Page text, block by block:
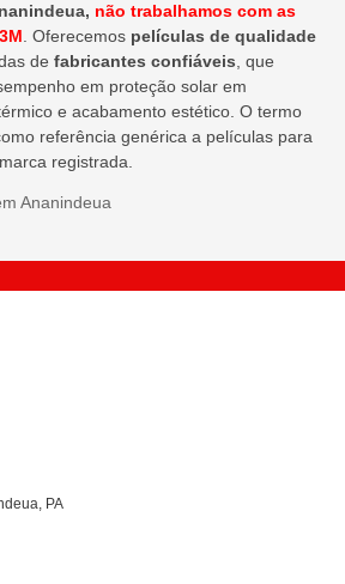
não trabalhamos com as
. Oferecemos películas de qualidade
de fabricantes confiáveis, que
em proteção solar em
e acabamento estético. O termo
referência genérica a películas para
registrada.
Ananindeua
PA